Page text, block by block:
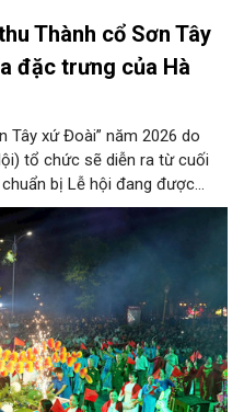
Thành cổ Sơn Tây
đặc trưng của Hà
Tây xứ Đoài” năm 2026 do
tổ chức sẽ diễn ra từ cuối
bị Lễ hội đang được
các phòng, ban, ngành, đơn
khai, tạo khí thế sôi nổi,
và du khách một mùa Trung
văn hóa xứ Đoài.